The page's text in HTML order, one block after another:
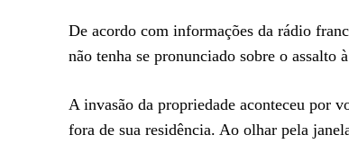
De acordo com informações da rádio
não tenha se pronunciado sobre o
A invasão da propriedade aconteceu por
fora de sua residência. Ao olhar pela